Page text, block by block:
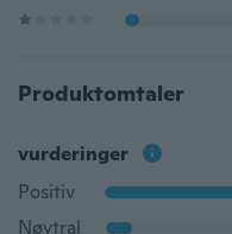
Produktomtaler
vurderinger
Positiv
Nøytral